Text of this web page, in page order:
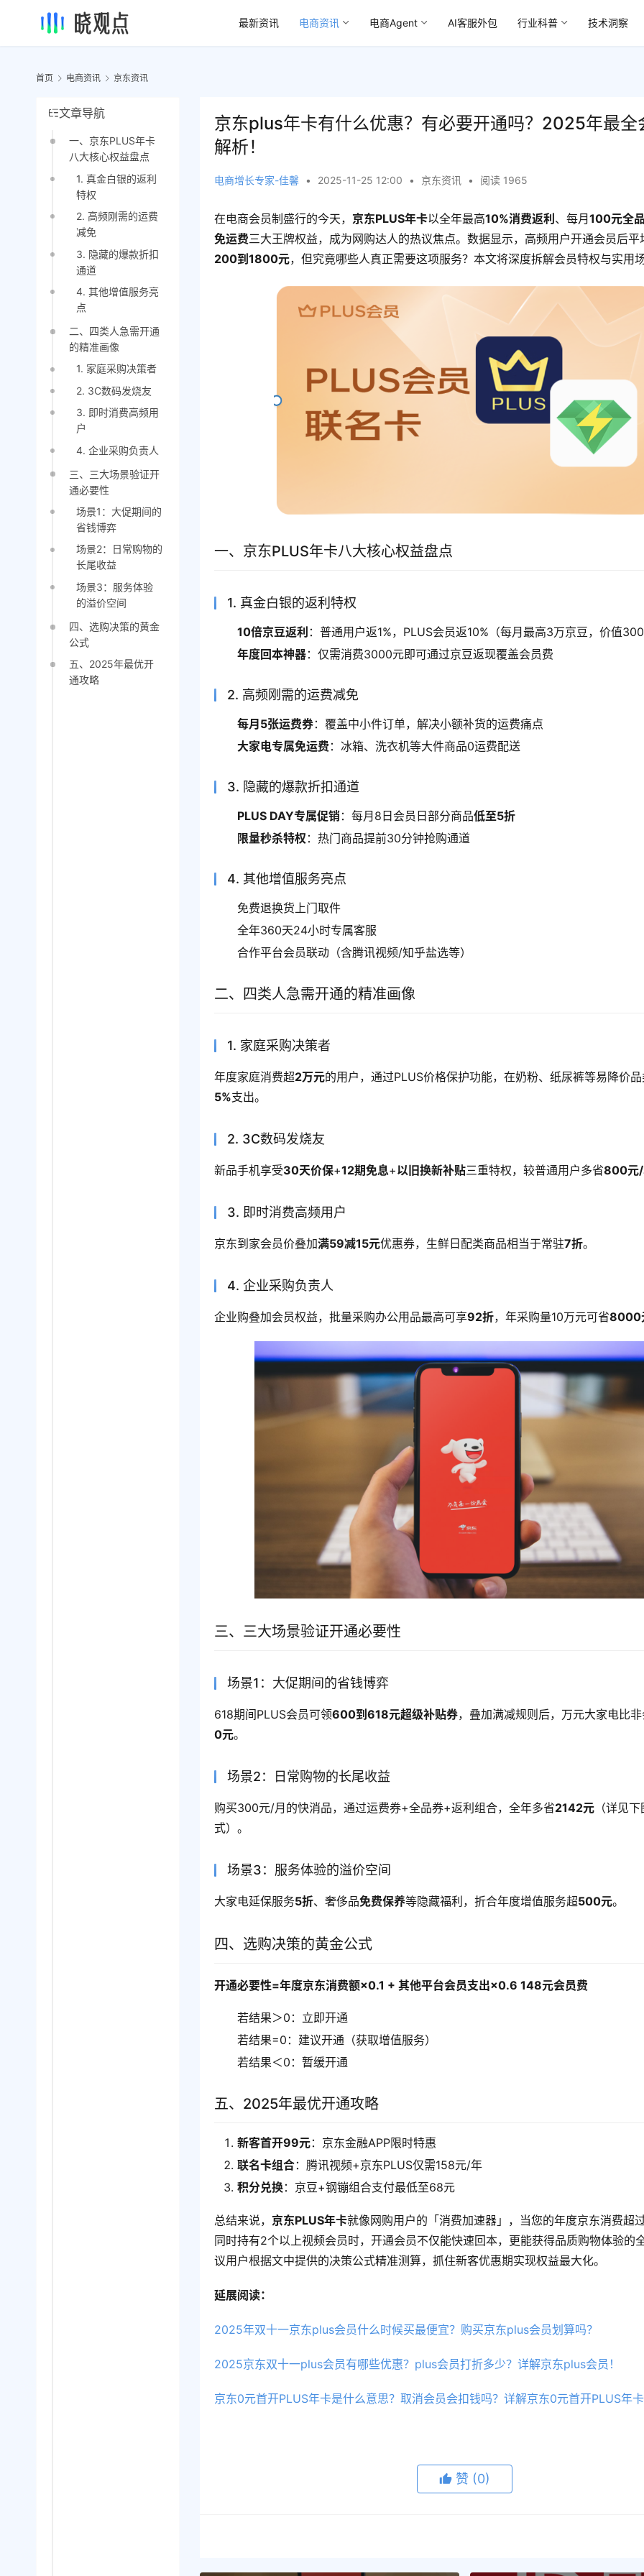
最新资讯 电商资讯 电商Agent AI客服外包 行业科普 技术洞察
首页 电商资讯 京东资讯
文章导航
一、京东PLUS年卡
八大核心权益盘点
1. 真金白银的返利
特权
2. 高频刚需的运费
减免
3. 隐藏的爆款折扣
通道
4. 其他增值服务亮
点
二、四类人急需开通
的精准画像
1. 家庭采购决策者
2. 3C数码发烧友
3. 即时消费高频用
户
4. 企业采购负责人
三、三大场景验证开
通必要性
场景1：大促期间的
省钱博弈
场景2：日常购物的
长尾收益
场景3：服务体验
的溢价空间
四、选购决策的黄金
公式
五、2025年最优开
通攻略
京东plus年卡有什么优惠？有必要开通吗？2025年最全
解析！
电商增长专家-佳馨 • 2025-11-25 12:00 • 京东资讯 • 阅读 1965
在电商会员制盛行的今天， 京东PLUS年卡以全年最高10%消费返利 、每月100元全
免运费三大王牌权益，成为网购达人的热议焦点。数据显示，高频用户开通会员后平
200到1800元，但究竟哪些人真正需要这项服务？本文将深度拆解会员特权与实用
一、京东PLUS年卡八大核心权益盘点
1. 真金白银的返利特权
10倍京豆返利 ：普通用户返1%，PLUS会员返10%（每月最高3万京豆，价值
年度回本神器：仅需消费3000元即可通过京豆返现覆盖会员费
2. 高频刚需的运费减免
每月5张运费券：覆盖中小件订单，解决小额补货的运费痛点
大家电专属免运费 ：冰箱、洗衣机等大件商品0运费配送
3. 隐藏的爆款折扣通道
PLUS DAY专属促销：每月8日会员日部分商品低至5折
限量秒杀特权 ：热门商品提前30分钟抢购通道
4. 其他增值服务亮点
免费退换货上门取件
全年360天24小时专属客服
合作平台会员联动（含腾讯视频/知乎盐选等）
二、四类人急需开通的精准画像
1. 家庭采购决策者
年度家庭消费超2万元的用户，通过PLUS价格保护功能，在奶粉、纸尿裤等易降价
5%支出。
2. 3C数码发烧友
新品手机享受30天价保+12期免息+以旧换新补贴三重特权，较普通用户多省800元
3. 即时消费高频用户
京东到家会员价叠加满59减15元优惠券，生鲜日配类商品相当于常驻7折。
4. 企业采购负责人
企业购叠加会员权益，批量采购办公用品最高可享92折，年采购量10万元可省8000
三、三大场景验证开通必要性
场景1：大促期间的省钱博弈
618期间PLUS会员可领600到618元超级补贴券，叠加满减规则后，万元大家电比
0元。
场景2：日常购物的长尾收益
购买300元/月的快消品，通过运费券+全品券+返利组合，全年多省2142元 （详见
式）。
场景3：服务体验的溢价空间
大家电延保服务5折、奢侈品免费保养等隐藏福利，折合年度增值服务超500元。
四、选购决策的黄金公式
开通必要性=年度京东消费额×0.1 + 其他平台会员支出×0.6 148元会员费
若结果＞0：立即开通
若结果=0：建议开通（获取增值服务）
若结果＜0：暂缓开通
五、2025年最优开通攻略
新客首开99元：京东金融APP限时特惠
联名卡组合：腾讯视频+京东PLUS仅需158元/年
积分兑换：京豆+钢镚组合支付最低至68元
总结来说， 京东PLUS年卡就像网购用户的「消费加速器」，当您的年度京东消费超
同时持有2个以上视频会员时，开通会员不仅能快速回本，更能获得品质购物体验的
议用户根据文中提供的决策公式精准测算，抓住新客优惠期实现权益最大化。
延展阅读：
2025年双十一京东plus会员什么时候买最便宜？购买京东plus会员划算吗？
2025京东双十一plus会员有哪些优惠？plus会员打折多少？详解京东plus会员！
京东0元首开PLUS年卡是什么意思？取消会员会扣钱吗？详解京东0元首开PLUS年
赞 (0)